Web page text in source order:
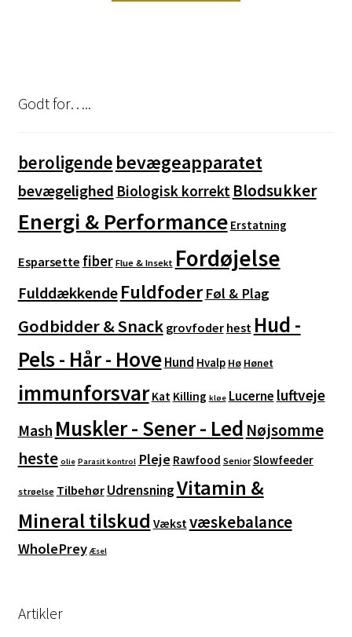
Godt for…..
beroligende bevægeapparatet
bevægelighed Biologisk korrekt Blodsukker
Energi & Performance Erstatning
Esparsette fiber Flue & Insekt Fordøjelse
Fulddækkende Fuldfoder Føl & Plag
Godbidder & Snack grovfoder hest Hud -
Pels - Hår - HoveHund Hvalp Hø Hønet
immunforsvar Kat Killing kløe Lucerne luftveje
Mash Muskler - Sener - Led Nøjsomme
heste olie Parasit kontrol Pleje Rawfood Senior Slowfeeder
strøelse Tilbehør UdrensningVitamin &
Mineral tilskud Vækstvæskebalance
WholePrey Æsel
Artikler